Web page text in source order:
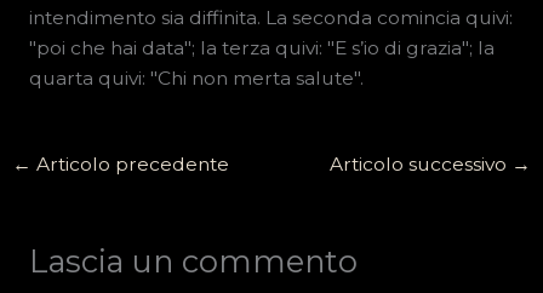
intendimento sia diffinita. La seconda comincia quivi:
"poi che hai data"; la terza quivi: "E s’io di grazia"; la
quarta quivi: "Chi non merta salute".
← Articolo precedente Articolo successivo →
Lascia un commento